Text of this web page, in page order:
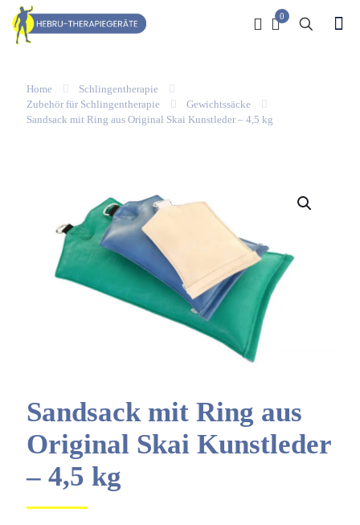
0
Home
Schlingentherapie
Zubehör für Schlingentherapie
Gewichtssäcke
Sandsack mit Ring aus Original Skai Kunstleder – 4,5 kg
Sandsack mit Ring aus
Original Skai Kunstleder
– 4,5 kg